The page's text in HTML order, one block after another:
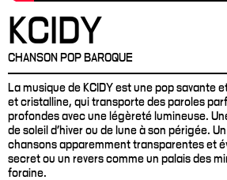
KCIDY
CHANSON POP BAROQUE
La musique de KCIDY est une pop savante
et cristalline, qui transporte des paroles
profondes avec une légèreté lumineuse.
de soleil d'hiver ou de lune à son périgée.
chansons apparemment transparentes et
secret ou un revers comme un palais des
foraine.